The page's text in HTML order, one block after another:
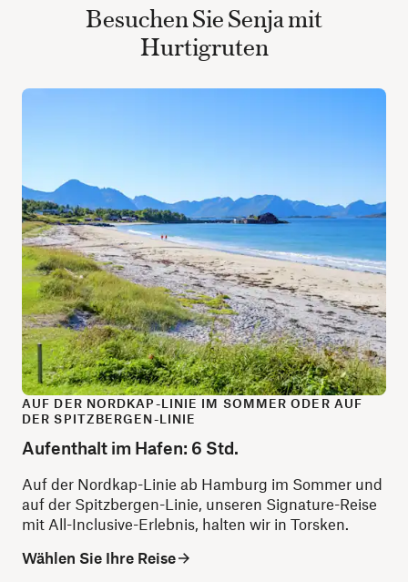
Besuchen Sie Senja mit
Hurtigruten
AUF DER NORDKAP-LINIE IM SOMMER ODER AUF
DER SPITZBERGEN-LINIE
Aufenthalt im Hafen: 6 Std.
Auf der Nordkap-Linie ab Hamburg im Sommer und
auf der Spitzbergen-Linie, unseren Signature-Reise
mit All-Inclusive-Erlebnis, halten wir in Torsken.
Wählen Sie Ihre Reise